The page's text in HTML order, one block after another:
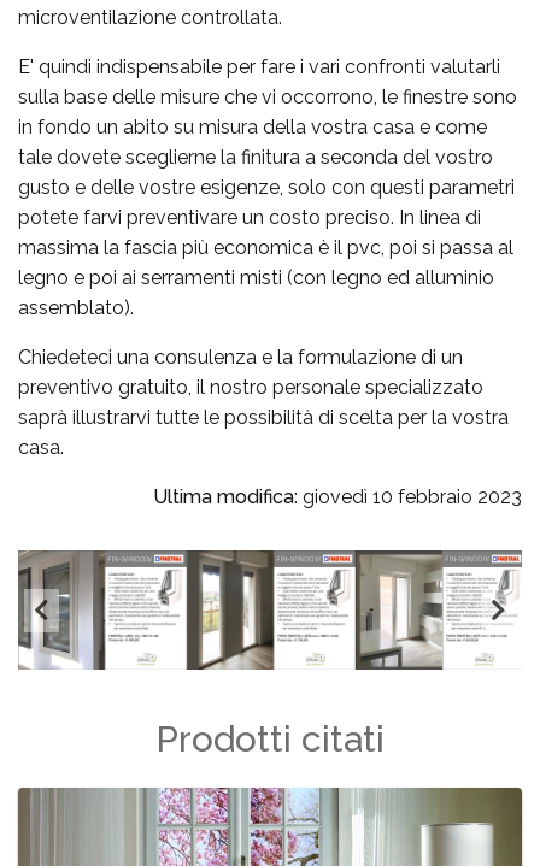
microventilazione controllata.
E' quindi indispensabile per fare i vari confronti valutarli
sulla base delle misure che vi occorrono, le finestre sono
in fondo un abito su misura della vostra casa e come
tale dovete sceglierne la finitura a seconda del vostro
gusto e delle vostre esigenze, solo con questi parametri
potete farvi preventivare un costo preciso. In linea di
massima la fascia più economica è il pvc, poi si passa al
legno e poi ai serramenti misti (con legno ed alluminio
assemblato).
Chiedeteci una consulenza e la formulazione di un
preventivo gratuito, il nostro personale specializzato
saprà illustrarvi tutte le possibilità di scelta per la vostra
casa.
Ultima modifica: giovedì 10 febbraio 2023
Prodotti citati